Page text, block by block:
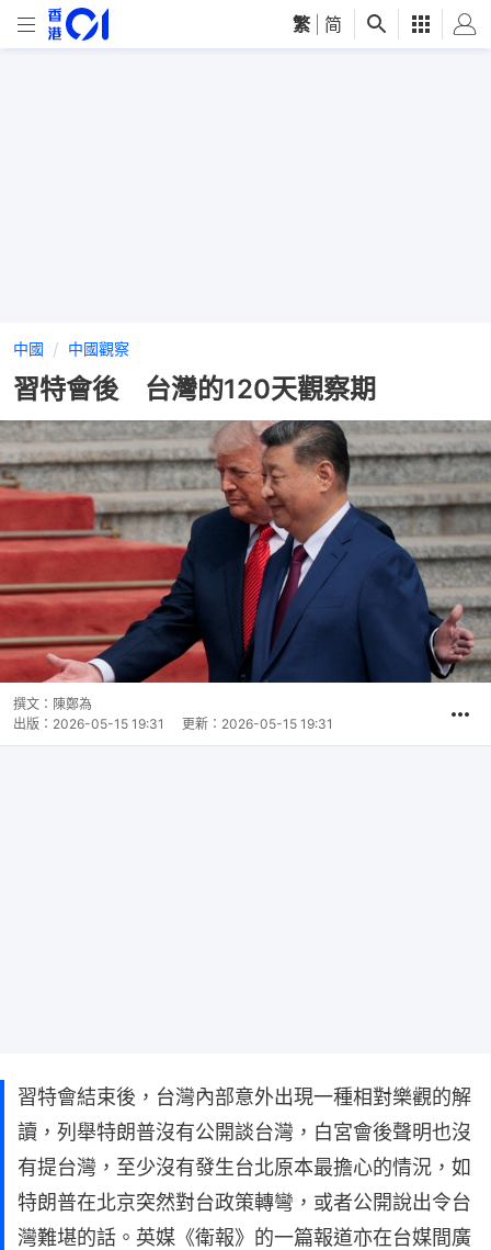
繁 简
中國 中國觀察
習特會後 台灣的120天觀察期
撰文： 陳鄭為
出版： 2026-05-15 19:31 更新： 2026-05-15 19:31
習特會結束後，台灣內部意外出現一種相對樂觀的解
讀，列舉特朗普沒有公開談台灣，白宮會後聲明也沒
有提台灣，至少沒有發生台北原本最擔心的情況，如
特朗普在北京突然對台政策轉彎，或者公開說出令台
灣難堪的話。英媒《衛報》的一篇報道亦在台媒間廣